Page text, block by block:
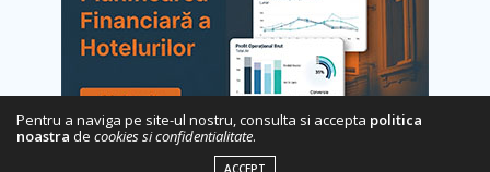
Pentru a naviga pe site-ul nostru, consulta si accepta politica
noastra de cookies si confidentialitate.
ACCEPT